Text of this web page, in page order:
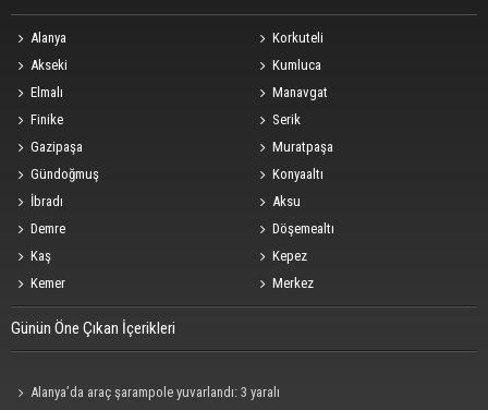
Alanya
Akseki
Elmalı
Finike
Gazipaşa
Gündoğmuş
İbradı
Demre
Kaş
Kemer
Korkuteli
Kumluca
Manavgat
Serik
Muratpaşa
Konyaaltı
Aksu
Döşemealtı
Kepez
Merkez
Günün Öne Çıkan İçerikleri
Alanya’da araç şarampole yuvarlandı: 3 yaralı